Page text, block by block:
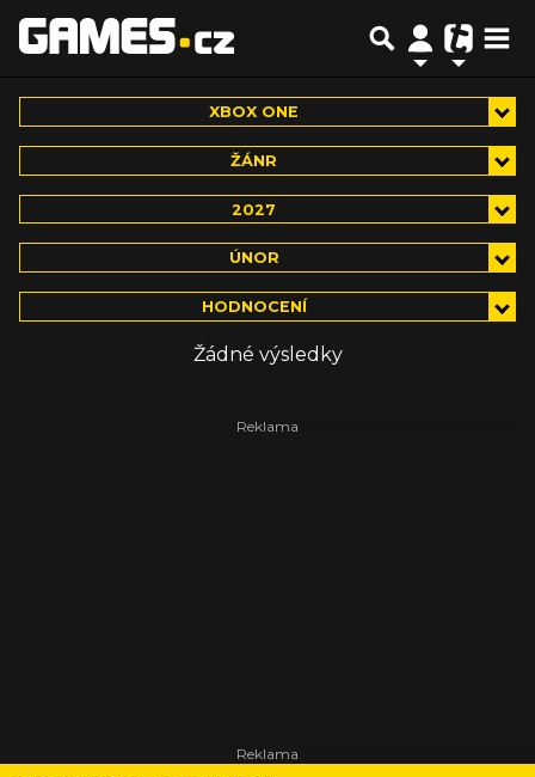
XBOX ONE
ŽÁNR
2027
ÚNOR
HODNOCENÍ
Žádné výsledky